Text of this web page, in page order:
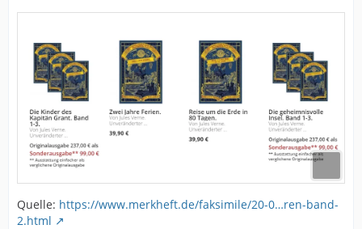
Quelle: https://www.merkheft.de/faksimile/20-0…ren-band-
2.html